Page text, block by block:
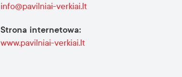
info@pavilniai-verkiai.lt
Strona internetowa:
www.pavilniai-verkiai.lt